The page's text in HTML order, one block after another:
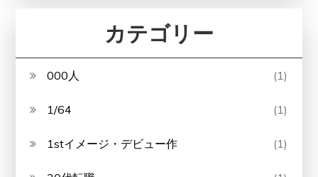
カテゴリー
000人 (1)
1/64 (1)
1stイメージ・デビュー作 (1)